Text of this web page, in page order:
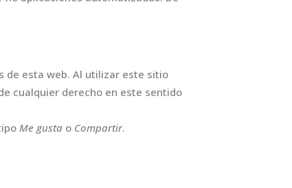
de esta web. Al utilizar este sitio
cualquier derecho en este sentido
Me gusta o Compartir.